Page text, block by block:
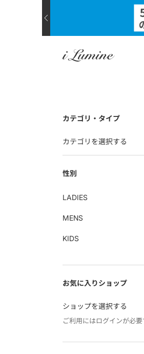
カテゴリ・タイプ
カテゴリを選択する
性別
LADIES
MENS
KIDS
お気に入りショップ
ショップを選択する
ご利用にはログインが必要